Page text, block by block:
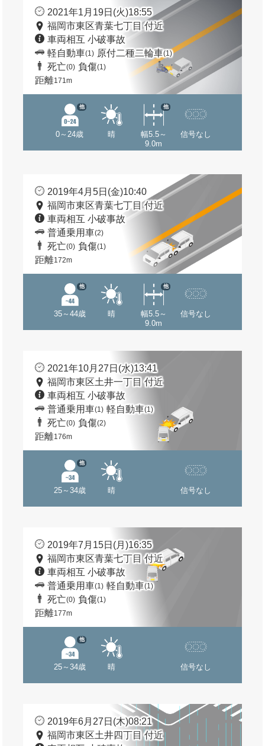
2021年1月19日(火)18:55
福岡市東区青葉七丁目 付近
車両相互 小破事故
軽自動車(1) 原付二種二輪車(1)
死亡(0) 負傷(1)
距離171m
0～24歳
他
晴
幅5.5～
9.0m
他
信号なし
2019年4月5日(金)10:40
福岡市東区青葉七丁目 付近
車両相互 小破事故
普通乗用車(2)
死亡(0) 負傷(1)
距離172m
35～44歳
他
晴
幅5.5～
9.0m
他
信号なし
2021年10月27日(水)13:41
福岡市東区土井一丁目 付近
車両相互 小破事故
普通乗用車(1) 軽自動車(1)
死亡(0) 負傷(2)
距離176m
25～34歳
他
晴 信号なし
2019年7月15日(月)16:35
福岡市東区青葉七丁目 付近
車両相互 小破事故
普通乗用車(1) 軽自動車(1)
死亡(0) 負傷(1)
距離177m
25～34歳
他
晴 信号なし
2019年6月27日(木)08:21
福岡市東区土井四丁目 付近